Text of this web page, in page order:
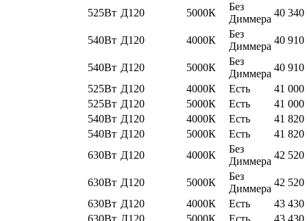
525Вт Д120 5000К
Без
Диммера
40 340
540Вт Д120 4000К
Без
Диммера
40 910
540Вт Д120 5000К
Без
Диммера
40 910
525Вт Д120 4000К Есть
41 000
525Вт Д120 5000К Есть
41 000
540Вт Д120 4000К Есть
41 820
540Вт Д120 5000К Есть
41 820
630Вт Д120 4000К
Без
Диммера
42 520
630Вт Д120 5000К
Без
Диммера
42 520
630Вт Д120 4000К Есть
43 430